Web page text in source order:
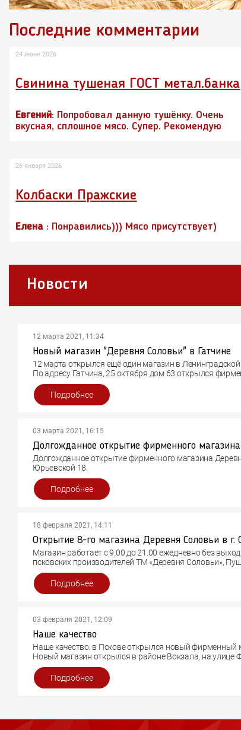
Последние комментарии
24 июня 2026
Свинина тушеная ГОСТ метал.банка
Евгений: Попробовал данную тушёнку. Очень
вкусная, сплошное мясо. Супер. Рекомендую
26 января 2026
Колбаски Пражские
Елена : Понравились))) Мясо присутствует)
Новости
12 марта 2021, 11:34
Новый магазин "Деревня Соловьи" в Гатчине
12 марта открылся ещё один магазин в Ленинградской
По адресу Гатчина, 25 октября дом 63 открылся
график работы с 9.00 до 21. 00.
В магазине представлен широкий ассортимент
специализируется магазин на мясной, колбасной и
Подробнее
03 марта 2021, 16:15
Долгожданное открытие фирменного магазина
Юрьевской 18.
Это 13-й магазин в г. Псков и Псковской области.
В ассортименте продукция производства ООО
колбасы, изысканные деликатесы, аппетитные
Подробнее
18 февраля 2021, 14:11
Магазин работает с 9.00 до 21.00 ежедневно без
псковских производителей ТМ «Деревня Соловьи»,
хлебокомбината, Псковской птицефабрики и др.
Подробнее
03 февраля 2021, 12:09
Наше качество
Наше качество: в Пскове открылся новый фирменный
Новый магазин открылся в районе Вокзала, на улице
9.00 до 20.00.
В ассортименте магазина свежее мясо, мясные и
продукция.
Подробнее